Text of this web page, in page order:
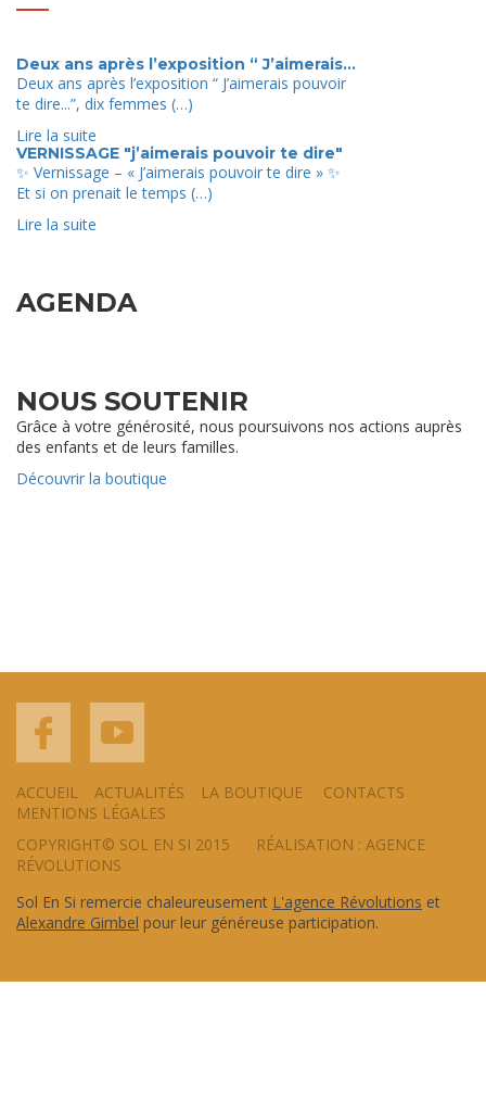
Deux ans après l’exposition “ J’aimerais...
Deux ans après l’exposition “ J’aimerais pouvoir
te dire...”, dix femmes (…)
Lire la suite
VERNISSAGE "j’aimerais pouvoir te dire"
✨ Vernissage – « J’aimerais pouvoir te dire » ✨
Et si on prenait le temps (…)
Lire la suite
AGENDA
NOUS SOUTENIR
Grâce à votre générosité, nous poursuivons nos actions auprès
des enfants et de leurs familles.
Découvrir la boutique
ACCUEIL ACTUALITÉS LA BOUTIQUE
CONTACTS
MENTIONS LÉGALES
COPYRIGHT© SOL EN SI 2015
RÉALISATION : AGENCE
RÉVOLUTIONS
Sol En Si remercie chaleureusement L'agence Révolutions et
Alexandre Gimbel pour leur généreuse participation.